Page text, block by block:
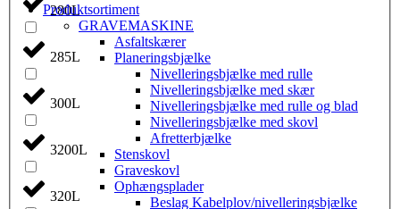
280L
285L
300L
3200L
320L
Produktsortiment
GRAVEMASKINE
Asfaltskærer
Planeringsbjælke
Nivelleringsbjælke med rulle
Nivelleringsbjælke med skær
Nivelleringsbjælke med rulle og blad
Nivelleringsbjælke med skovl
Afretterbjælke
Stenskovl
Graveskovl
Ophængsplader
Beslag Kabelplov/nivelleringsbjælke